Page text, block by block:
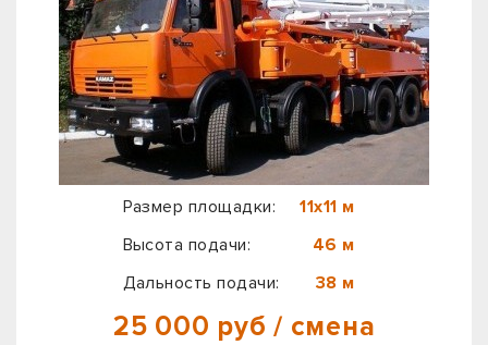
Размер площадки:
11х11 м
Высота подачи:
46 м
Дальность подачи:
38 м
25 000 руб / смена